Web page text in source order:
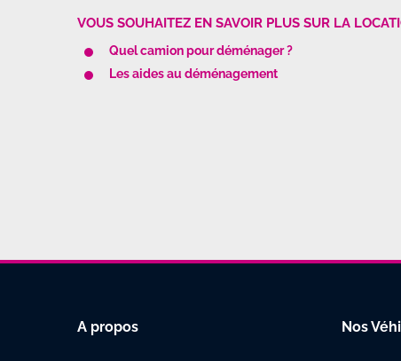
VOUS SOUHAITEZ EN SAVOIR PLUS SUR LA
Quel camion pour déménager ?
Les aides au déménagement
A propos Nos